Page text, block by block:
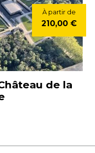
de la
À partir de
210,00 €